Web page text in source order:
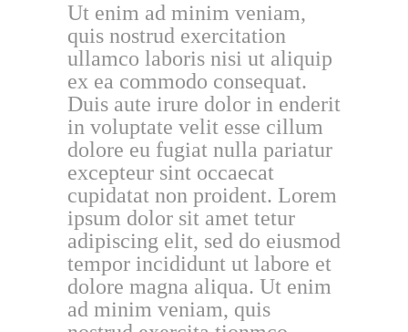
Ut enim ad minim veniam,
quis nostrud exercitation
ullamco laboris nisi ut aliquip
ex ea commodo consequat.
Duis aute irure dolor in enderit
in voluptate velit esse cillum
dolore eu fugiat nulla pariatur
excepteur sint occaecat
cupidatat non proident. Lorem
ipsum dolor sit amet tetur
adipiscing elit, sed do eiusmod
tempor incididunt ut labore et
dolore magna aliqua. Ut enim
ad minim veniam, quis